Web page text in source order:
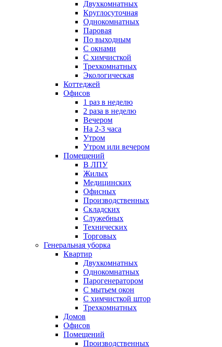
Двухкомнатных
Круглосуточная
Однокомнатных
Паровая
По выходным
С окнами
С химчисткой
Трехкомнатных
Экологическая
Коттеджей
Офисов
1 раз в неделю
2 раза в неделю
Вечером
На 2-3 часа
Утром
Утром или вечером
Помещений
В ЛПУ
Жилых
Медицинских
Офисных
Производственных
Складских
Служебных
Технических
Торговых
Генеральная уборка
Квартир
Двухкомнатных
Однокомнатных
Парогенератором
С мытьем окон
С химчисткой штор
Трехкомнатных
Домов
Офисов
Помещений
Производственных